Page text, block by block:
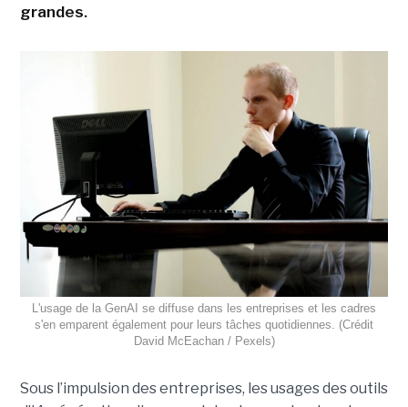
grandes.
L'usage de la GenAI se diffuse dans les entreprises et les cadres
s'en emparent également pour leurs tâches quotidiennes. (Crédit
David McEachan / Pexels)
Sous l’impulsion des entreprises, les usages des outils